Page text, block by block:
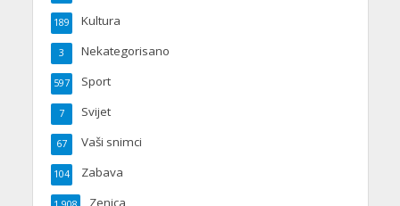
Kultura
189
Nekategorisano
3
Sport
597
Svijet
7
Vaši snimci
67
Zabava
104
Zenica